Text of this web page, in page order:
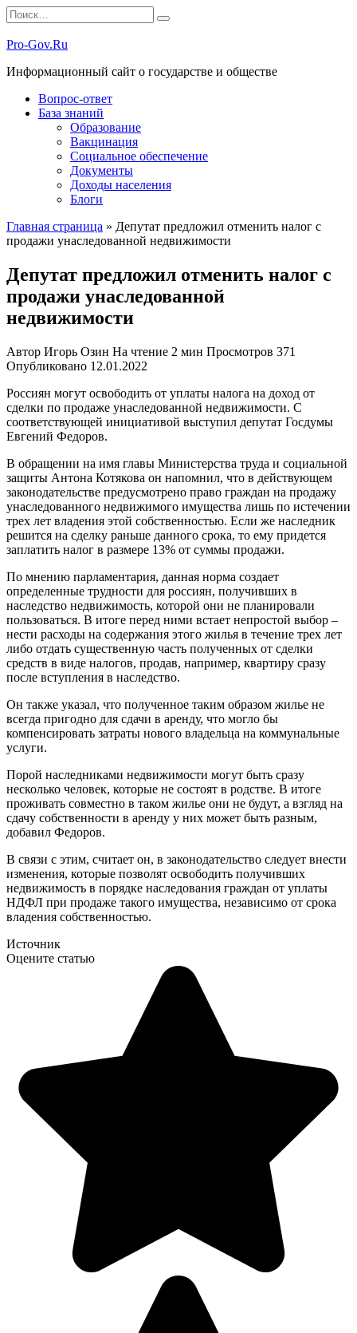
Перейти
к
содержанию
Search
for:
Pro-Gov.Ru
Информационный сайт о государстве и обществе
Вопрос-ответ
База знаний
Образование
Вакцинация
Социальное обеспечение
Документы
Доходы населения
Блоги
Главная страница » Депутат предложил отменить налог с
продажи унаследованной недвижимости
Депутат предложил отменить налог с
продажи унаследованной
недвижимости
Автор Игорь Озин На чтение 2 мин Просмотров 371
Опубликовано 12.01.2022
Россиян могут освободить от уплаты налога на доход от
сделки по продаже унаследованной недвижимости. С
соответствующей инициативой выступил депутат Госдумы
Евгений Федоров.
В обращении на имя главы Министерства труда и социальной
защиты Антона Котякова он напомнил, что в действующем
законодательстве предусмотрено право граждан на продажу
унаследованного недвижимого имущества лишь по истечении
трех лет владения этой собственностью. Если же наследник
решится на сделку раньше данного срока, то ему придется
заплатить налог в размере 13% от суммы продажи.
По мнению парламентария, данная норма создает
определенные трудности для россиян, получивших в
наследство недвижимость, которой они не планировали
пользоваться. В итоге перед ними встает непростой выбор –
нести расходы на содержания этого жилья в течение трех лет
либо отдать существенную часть полученных от сделки
средств в виде налогов, продав, например, квартиру сразу
после вступления в наследство.
Он также указал, что полученное таким образом жилье не
всегда пригодно для сдачи в аренду, что могло бы
компенсировать затраты нового владельца на коммунальные
услуги.
Порой наследниками недвижимости могут быть сразу
несколько человек, которые не состоят в родстве. В итоге
проживать совместно в таком жилье они не будут, а взгляд на
сдачу собственности в аренду у них может быть разным,
добавил Федоров.
В связи с этим, считает он, в законодательство следует внести
изменения, которые позволят освободить получивших
недвижимость в порядке наследования граждан от уплаты
НДФЛ при продаже такого имущества, независимо от срока
владения собственностью.
Источник
Оцените статью